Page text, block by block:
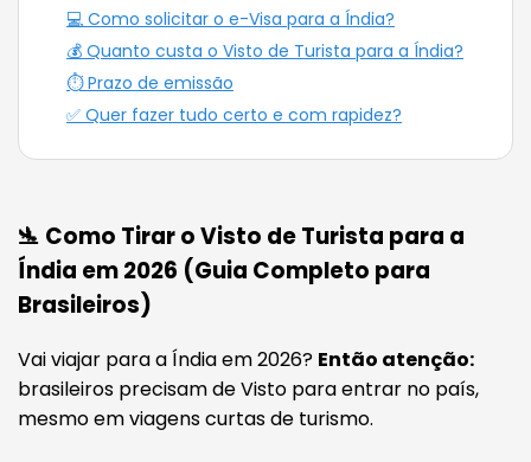
💻 Como solicitar o e-Visa para a Índia?
💰 Quanto custa o Visto de Turista para a Índia?
⏱️ Prazo de emissão
✅ Quer fazer tudo certo e com rapidez?
🛬 Como Tirar o Visto de Turista para a
Índia em 2026 (Guia Completo para
Brasileiros)
Vai viajar para a Índia em 2026? Então atenção:
brasileiros precisam de Visto para entrar no país,
mesmo em viagens curtas de turismo.